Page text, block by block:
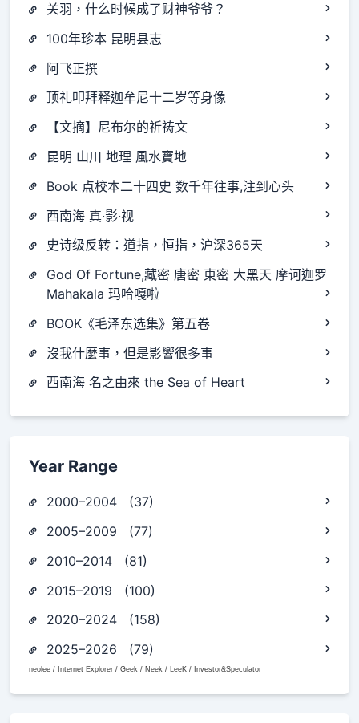
关羽，什么时候成了财神爷爷？
100年珍本 昆明县志
阿飞正撰
顶礼叩拜释迦牟尼十二岁等身像
【文摘】尼布尔的祈祷文
昆明 山川 地理 風水寶地
Book 点校本二十四史 数千年往事,注到心头
西南海 真·影·视
史诗级反转：道指，恒指，沪深365天
God Of Fortune,藏密 唐密 東密 大黑天 摩诃迦罗
Mahakala 玛哈嘎啦
BOOK《毛泽东选集》第五卷
沒我什麼事，但是影響很多事
西南海 名之由來 the Sea of Heart
Year Range
2000–2004 (37)
2005–2009 (77)
2010–2014 (81)
2015–2019 (100)
2020–2024 (158)
2025–2026 (79)
neolee / Internet Explorer / Geek / Neek / LeeK / Investor&Speculator